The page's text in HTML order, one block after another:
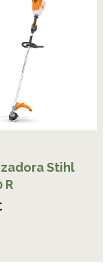
Stihl
R